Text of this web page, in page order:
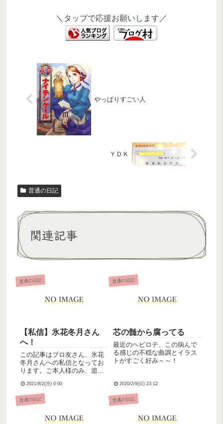
＼タップで応援お願いします／
やっぱりすごい人
ＹＤＫ
普通の日記
関連記事
普通の日記
【私信】氷花冬月さん
へ！
この記事はブロ友さん、氷花
冬月さんへの私信となってお
ります。ご本人様のみ、追記
読みください。パスワード
は、氷花さんのツイステ最推
しのお誕生日です。(半角4文
ード保護機能が使えなくなっ
2021/8/2(月) 0:00
普通の日記
芯の髄から腐ってる
最近のヘビロテ、この病んで
る感じの不穏な曲調とイラス
トがすごく好み～～！
2020/2/9(日) 23:12
普通の日記 普通の日記